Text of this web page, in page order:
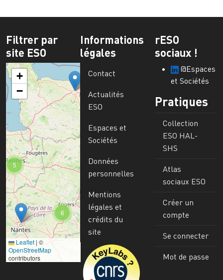
Filtrer par
site ESO
6
5
+
−
Leaflet | ©
OpenStreetMap
contributors
Informations
légales
Contact
Actualités
ESO
Espaces et
Sociétés
Données
personnelles
Mentions
légales et
crédits du
site
Image
rESO
sociaux !
@Espaces
et Sociétés
Pratiques
Collection
ESO HAL-
SHS
Atlas
sociaux ESO
Créer un
compte
Se connecter
Mot de passe